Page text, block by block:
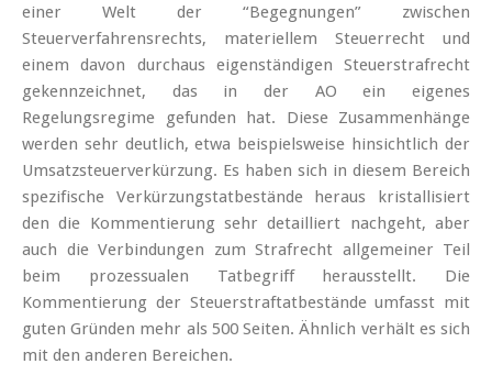
einer Welt der “Begegnungen” zwischen
Steuerverfahrensrechts, materiellem Steuerrecht und
einem davon durchaus eigenständigen Steuerstrafrecht
gekennzeichnet, das in der AO ein eigenes
Regelungsregime gefunden hat. Diese Zusammenhänge
werden sehr deutlich, etwa beispielsweise hinsichtlich der
Umsatzsteuerverkürzung. Es haben sich in diesem Bereich
spezifische Verkürzungstatbestände heraus kristallisiert
den die Kommentierung sehr detailliert nachgeht, aber
auch die Verbindungen zum Strafrecht allgemeiner Teil
beim prozessualen Tatbegriff herausstellt. Die
Kommentierung der Steuerstraftatbestände umfasst mit
guten Gründen mehr als 500 Seiten. Ähnlich verhält es sich
mit den anderen Bereichen.